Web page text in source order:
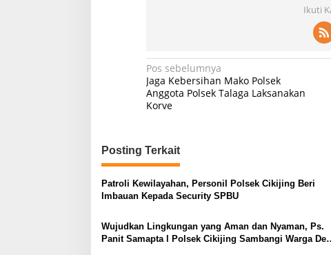
Ikuti
Navigasi
pos
Pos sebelumnya
Jaga Kebersihan Mako Polsek
Anggota Polsek Talaga Laksanakan
Korve
Posting Terkait
Patroli Kewilayahan, Personil Polsek Cikijing Beri
Imbauan Kepada Security SPBU
Wujudkan Lingkungan yang Aman dan Nyaman, Ps.
Panit Samapta l Polsek Cikijing Sambangi Warga